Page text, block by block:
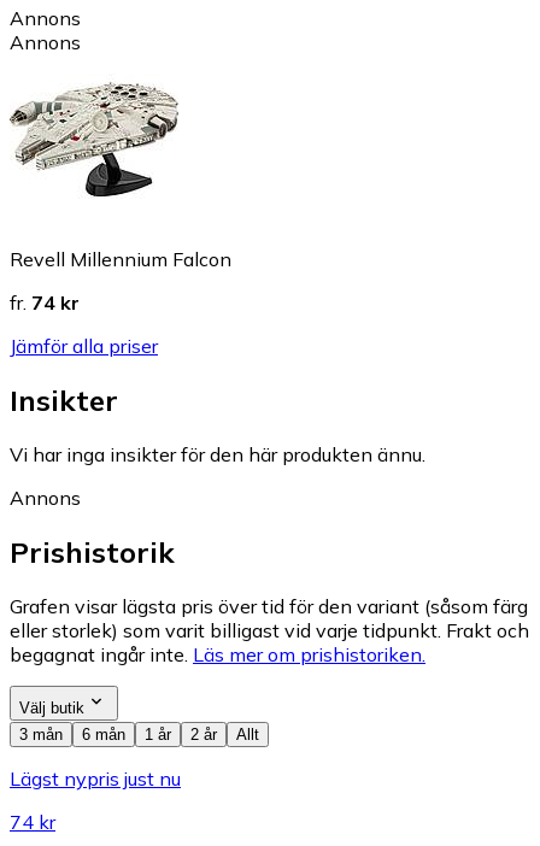
Annons
Annons
Revell Millennium Falcon
fr. 74 kr
Jämför alla priser
Insikter
Vi har inga insikter för den här produkten ännu.
Annons
Prishistorik
Grafen visar lägsta pris över tid för den variant (såsom färg
eller storlek) som varit billigast vid varje tidpunkt. Frakt och
begagnat ingår inte. Läs mer om prishistoriken.
Välj butik
3 mån
6 mån 1 år 2 år Allt
Lägst nypris just nu
74 kr